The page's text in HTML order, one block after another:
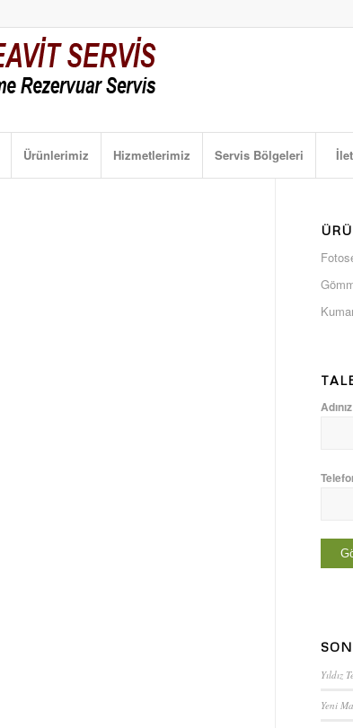
Ürünlerimiz Hizmetlerimiz Servis Bölgeleri
Adınız
Yıldız
Yeni